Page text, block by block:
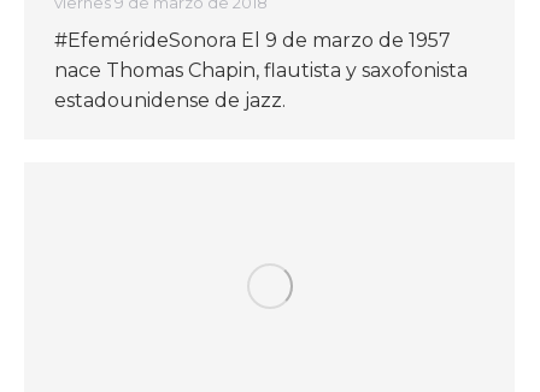
#EfemérideSonora El 9 de marzo de 1957
nace Thomas Chapin, flautista y saxofonista
estadounidense de jazz.